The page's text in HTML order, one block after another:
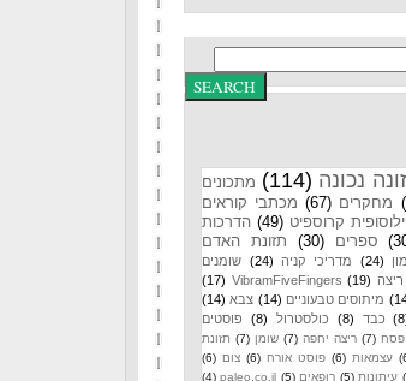
נכונה (114) מתכונים
מחקרים (67) מכתבי קוראים
קרוספיט (49) הדרכות
ספרים (30)
תזונת האדם
(24) מדריכי קניה (24) שומנים
ריצה (19)
VibramFiveFingers
(17)
מיתוסים טבעוניים (14) צבא (14)
כבד (8) כולסטרול (8)
פוסטים
פסח (7) ריצה יחפה (7) שומן (7) תזונת
עצמאות (6) פוסט אורח (6) צום (6)
עיתונות (5) רופאים (5)
paleo.co.il
(4)